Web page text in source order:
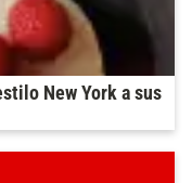
New York a sus